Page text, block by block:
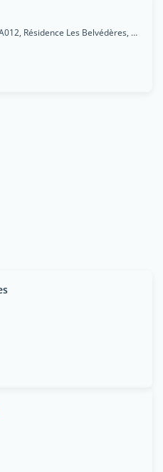
Avenue Hédi Nouira, Bureau A012, Résidence Les Belvédères, Ennasr 2 2037